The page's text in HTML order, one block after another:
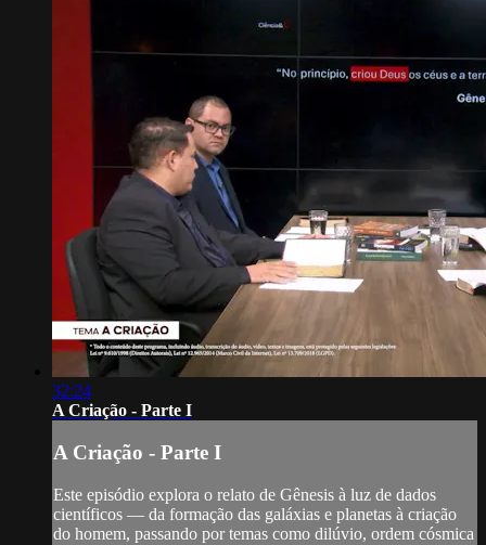
32:24
A Criação - Parte I
A Criação - Parte I
Este episódio explora o relato de Gênesis à luz de dados
científicos — da formação das galáxias e planetas à criação
do homem, passando por temas como dilúvio, ordem cósmica